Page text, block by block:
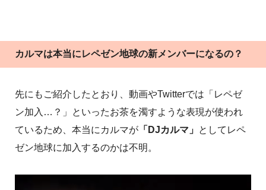
カルマは本当にレペゼン地球の新メンバーになるの？
先にもご紹介したとおり、動画やTwitterでは「レペゼ
ン加入…？」といったお茶を濁すような表現が使われ
ているため、本当にカルマが 「DJカルマ」 としてレペ
ゼン地球に加入するのかは不明。